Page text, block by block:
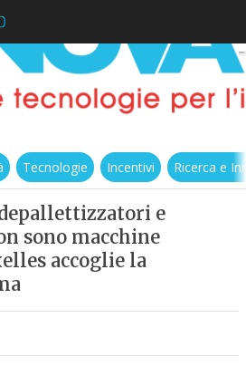
Tecnologie Incentivi Ricerca e
e
sono macchine
accoglie la